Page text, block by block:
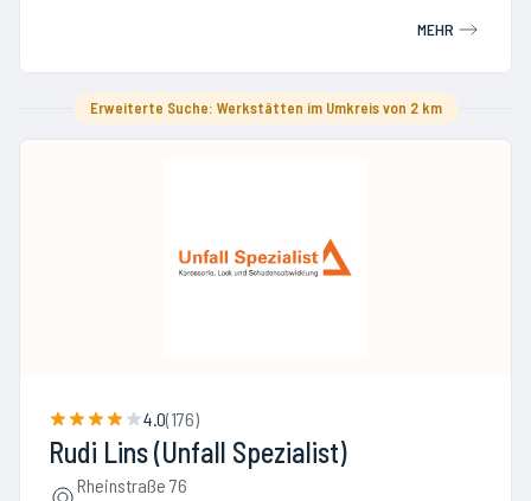
MEHR
Erweiterte Suche: Werkstätten im Umkreis von 2 km
4.0(176)
Rudi Lins (Unfall Spezialist)
Rheinstraße 76